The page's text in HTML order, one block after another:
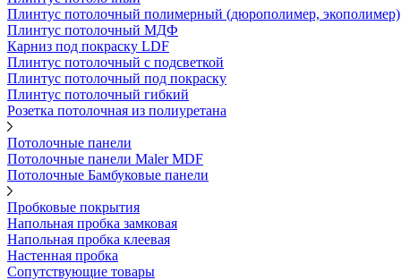
Плинтус потолочный полимерный (дюрополимер, экополимер)
Плинтус потолочный МДФ
Карниз под покраску LDF
Плинтус потолочный с подсветкой
Плинтус потолочный под покраску
Плинтус потолочный гибкий
Розетка потолочная из полиуретана
Потолочные панели
Потолочные панели Maler MDF
Потолочные Бамбуковые панели
Пробковые покрытия
Напольная пробка замковая
Напольная пробка клеевая
Настенная пробка
Сопутствующие товары